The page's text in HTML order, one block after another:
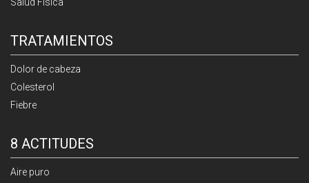
Salud Física
TRATAMIENTOS
Dolor de cabeza
Colesterol
Fiebre
8 ACTITUDES
Aire puro